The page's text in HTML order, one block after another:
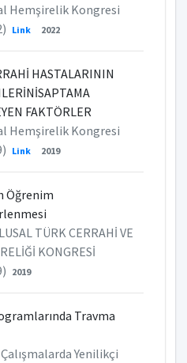
Hemşirelik Kongresi
Link 2022
HASTALARININ
FAKTÖRLER
Hemşirelik Kongresi
Link 2019
Öğrenim
TÜRK CERRAHİ VE
KONGRESİ
2019
Travma
Yenilikçi